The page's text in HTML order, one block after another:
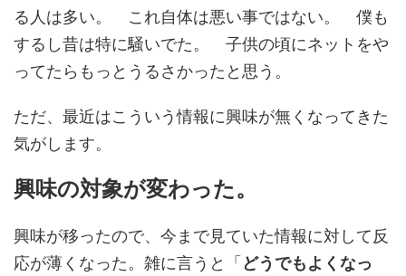
る人は多い。 これ自体は悪い事ではない。 僕も
するし昔は特に騒いでた。 子供の頃にネットをや
ってたらもっとうるさかったと思う。
ただ、最近はこういう情報に興味が無くなってきた
気がします。
興味の対象が変わった。
興味が移ったので、今まで見ていた情報に対して反
応が薄くなった。雑に言うと「 どうでもよくなっ